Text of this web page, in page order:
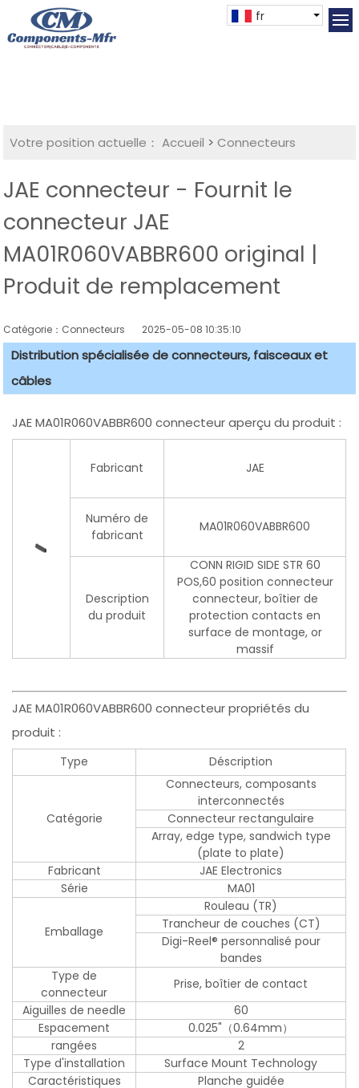
fr
Votre position actuelle： Accueil >Connecteurs
JAE connecteur - Fournit le
connecteur JAE
MA01R060VABBR600 original |
Produit de remplacement
Catégorie：Connecteurs 2025-05-08 10:35:10
Distribution spécialisée de connecteurs, faisceaux et
câbles
JAE MA01R060VABBR600 connecteur aperçu du produit :
Fabricant JAE
Numéro de
fabricant
MA01R060VABBR600
Description
du produit
CONN RIGID SIDE STR 60
POS,60 position connecteur
connecteur, boîtier de
protection contacts en
surface de montage, or
massif
JAE MA01R060VABBR600 connecteur propriétés du
produit :
Type Déscription
Catégorie
Connecteurs, composants
interconnectés
Connecteur rectangulaire
Array, edge type, sandwich type
(plate to plate)
Fabricant
JAE Electronics
Série
MA01
Emballage
Rouleau (TR)
Trancheur de couches (CT)
Digi-Reel® personnalisé pour
bandes
Type de
connecteur
Prise, boîtier de contact
Aiguilles de needle
60
Espacement
0.025"（0.64mm）
rangées
2
Type d'installation
Surface Mount Technology
Caractéristiques
Planche guidée